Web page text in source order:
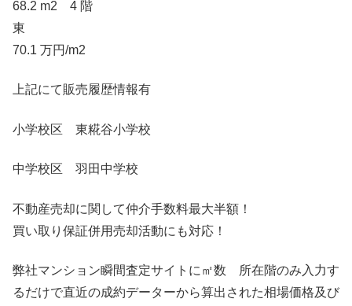
68.2 m2 4 階
東
70.1 万円/m2
上記にて販売履歴情報有
小学校区 東糀谷小学校
中学校区 羽田中学校
不動産売却に関して仲介手数料最大半額！
買い取り保証併用売却活動にも対応！
弊社マンション瞬間査定サイトに㎡数 所在階のみ入力す
るだけで直近の成約データーから算出された相場価格及び